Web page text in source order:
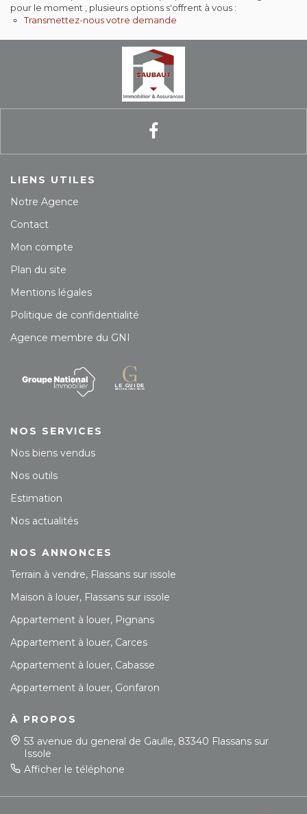
Avis clients
pour le moment , plusieurs options s'offrent à vous :
Transmettez-nous votre demande
LIENS UTILES
Notre Agence
Contact
Mon compte
Plan du site
Mentions légales
Politique de confidentialité
Agence membre du GNI
NOS SERVICES
Nos biens vendus
Nos outils
Estimation
Nos actualités
NOS ANNONCES
Terrain à vendre, Flassans sur issole
Maison à louer, Flassans sur issole
Appartement à louer, Pignans
Appartement à louer, Carces
Appartement à louer, Cabasse
Appartement à louer, Gonfaron
À PROPOS
53 avenue du general de Gaulle, 83340 Flassans sur
Issole
Afficher le téléphone